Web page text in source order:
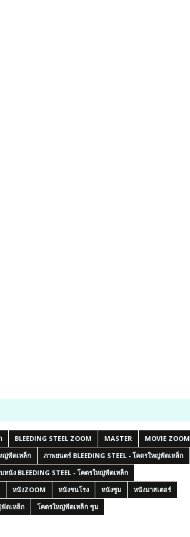
BLEEDING STEEL ZOOM MASTER
MOVIE ZOOM
ญ่ฟัดเหล็ก
ภาพยนตร์ BLEEDING STEEL - โคตรใหญ่ฟัดเหล็ก
หนัง BLEEDING STEEL - โคตรใหญ่ฟัดเหล็ก
หนังZOOM หนังชนโรง หนังซูม
หนังมาสเตอร์
ดเหล็ก
โคตรใหญ่ฟัดเหล็ก ซูม